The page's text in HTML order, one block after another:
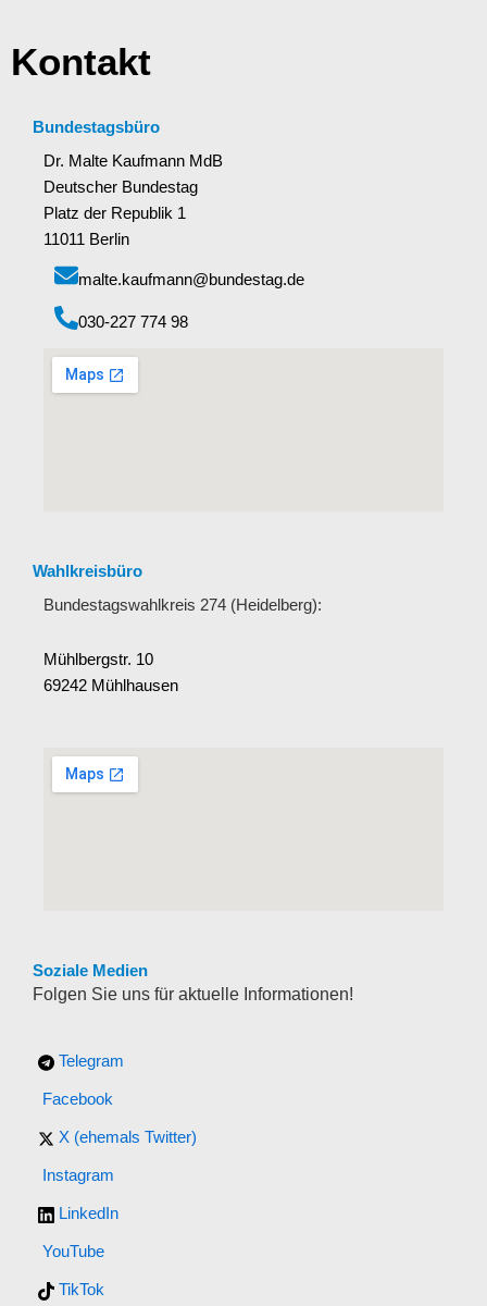
Kontakt
Bundestagsbüro
Dr. Malte Kaufmann MdB
Deutscher Bundestag
Platz der Republik 1
11011 Berlin
malte.kaufmann@bundestag.de
‭030-227 774 98‬
Wahlkreisbüro
Bundestagswahlkreis 274 (Heidelberg):
Mühlbergstr. 10
69242 Mühlhausen
Soziale Medien
Folgen Sie uns für aktuelle Informationen!
Telegram
Facebook
X (ehemals Twitter)
Instagram
LinkedIn
YouTube
TikTok